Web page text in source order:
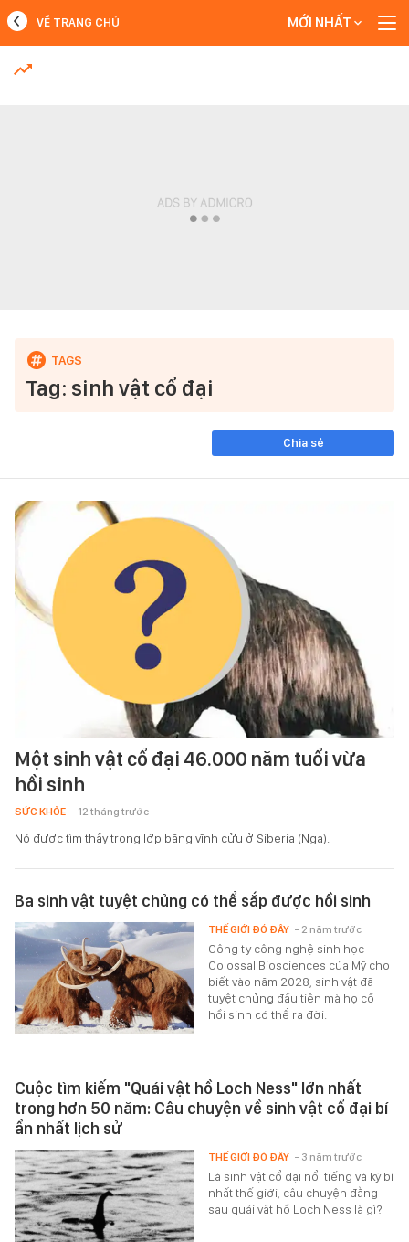
MỚI NHẤT
VỀ TRANG CHỦ MỚI NHẤT
Tag: sinh vật cổ đại
Chia sẻ
Một sinh vật cổ đại 46.000 năm tuổi vừa
hồi sinh
SỨC KHỎE - 12 tháng trước
Nó được tìm thấy trong lớp băng vĩnh cửu ở Siberia (Nga).
Ba sinh vật tuyệt chủng có thể sắp được hồi sinh
Công ty công nghệ sinh học
Colossal Biosciences của Mỹ cho
biết vào năm 2028, sinh vật đã
tuyệt chủng đầu tiên mà họ cố
hồi sinh có thể ra đời.
THẾ GIỚI ĐÓ ĐÂY - 2 năm trước
Cuộc tìm kiếm "Quái vật hồ Loch Ness" lớn nhất
trong hơn 50 năm: Câu chuyện về sinh vật cổ đại bí
ẩn nhất lịch sử
Là sinh vật cổ đại nổi tiếng và kỳ bí
nhất thế giới, câu chuyện đằng
sau quái vật hồ Loch Ness là gì?
THẾ GIỚI ĐÓ ĐÂY - 3 năm trước